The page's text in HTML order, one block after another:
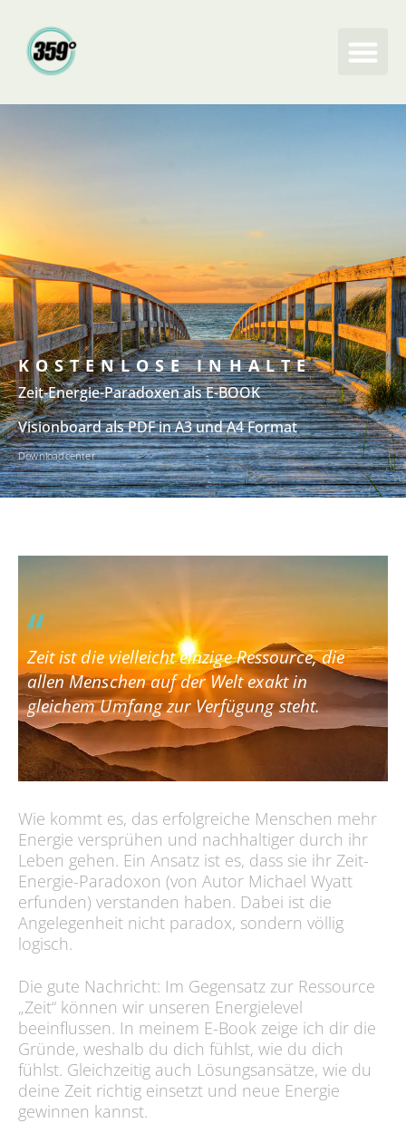
KOSTENLOSE INHALTE
Zeit-Energie-Paradoxen als E-BOOK
Visionboard als PDF in A3 und A4 Format
Downloadcenter
Zeit ist die vielleicht einzige Ressource, die
allen Menschen auf der Welt exakt in
gleichem Umfang zur Verfügung steht.
Wie kommt es, das erfolgreiche Menschen mehr
Energie versprühen und nachhaltiger durch ihr
Leben gehen. Ein Ansatz ist es, dass sie ihr Zeit-
Energie-Paradoxon (von Autor Michael Wyatt
erfunden) verstanden haben. Dabei ist die
Angelegenheit nicht paradox, sondern völlig
logisch.
Die gute Nachricht: Im Gegensatz zur Ressource
„Zeit“ können wir unseren Energielevel
beeinflussen. In meinem E-Book zeige ich dir die
Gründe, weshalb du dich fühlst, wie du dich
fühlst. Gleichzeitig auch Lösungsansätze, wie du
deine Zeit richtig einsetzt und neue Energie
gewinnen kannst.